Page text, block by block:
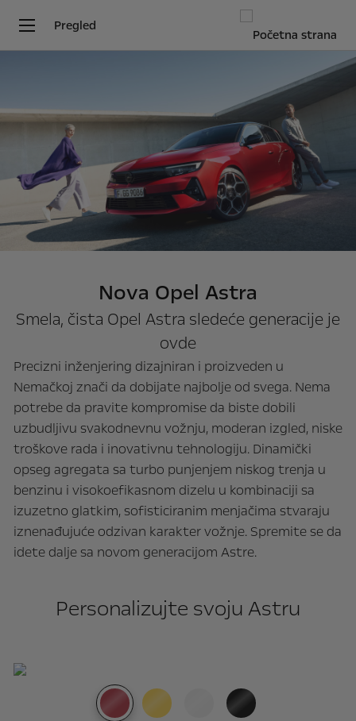
Pregled
Nova Opel Astra
Smela, čista Opel Astra sledeće generacije je
ovde
Precizni inženjering dizajniran i proizveden u
Nemačkoj znači da dobijate najbolje od svega. Nema
potrebe da pravite kompromise da biste dobili
uzbudljivu svakodnevnu vožnju, moderan izgled, niske
troškove rada i inovativnu tehnologiju. Dinamički
opseg agregata sa turbo punjenjem niskog trenja u
benzinu i visokoefikasnom dizelu u kombinaciji sa
izuzetno glatkim, sofisticiranim menjačima stvaraju
iznenađujuće odzivan karakter vožnje. Spremite se da
idete dalje sa novom generacijom Astre.
Personalizujte svoju Astru